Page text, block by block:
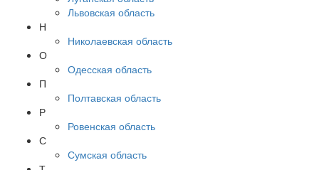
Львовская область
Н
Николаевская область
О
Одесская область
П
Полтавская область
Р
Ровенская область
С
Сумская область